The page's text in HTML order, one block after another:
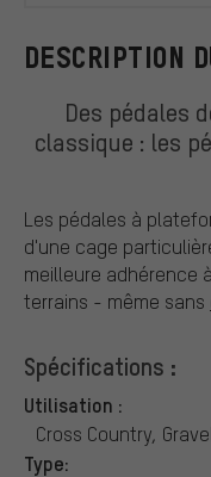
DESCRIPTION
Des pédales
classique : les
Les pédales à
d'une cage
meilleure adhérence
terrains - même sans
Spécifications :
Utilisation :
Cross Country,
Type: